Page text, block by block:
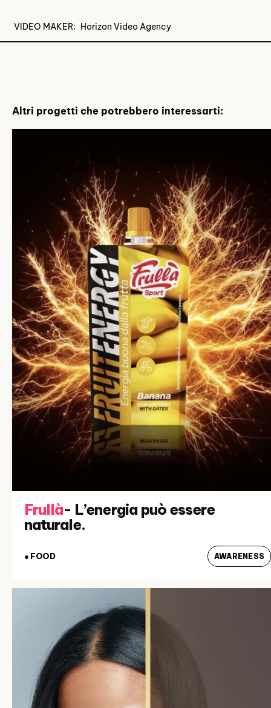
VIDEO MAKER: Horizon Video Agency
Biamonti Piolanti
Altri progetti che potrebbero interessarti:
Frullà- L’energia può essere
naturale.
● FOOD AWARENESS